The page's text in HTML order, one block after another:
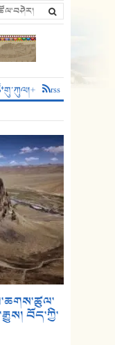
གུ་ཀུལ།+ rss
བོད་ཀྱི་